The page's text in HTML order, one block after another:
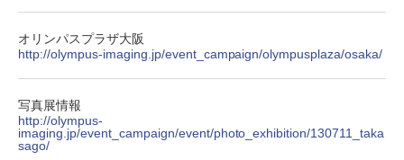
オリンパスプラザ大阪
http://olympus-imaging.jp/event_campaign/olympusplaza/osaka/
写真展情報
http://olympus-
imaging.jp/event_campaign/event/photo_exhibition/130711_taka
sago/